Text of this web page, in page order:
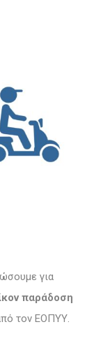
για
παράδοση
τον ΕΟΠΥΥ.